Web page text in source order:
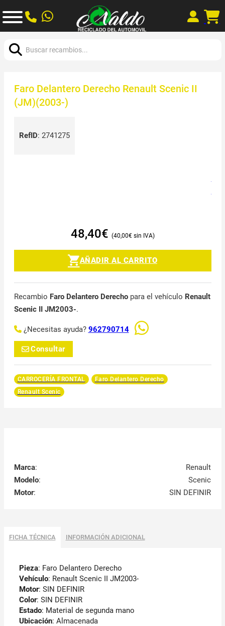
Faro Delantero Derecho Renault Scenic II
(JM)(2003-)
RefID: 2741275
48,40€ 40,00€
AÑADIR AL CARRITO
Recambio Faro Delantero Derechopara el vehículo Renault
Scenic II JM2003-.
¿Necesitas ayuda? 962790714
Consultar
CARROCERÍA FRONTAL
Faro Delantero Derecho
Renault Scenic
Marca:
Renault
Modelo:
Scenic
Motor: SIN DEFINIR
FICHA TÉCNICA INFORMACIÓN ADICIONAL
Pieza: Faro Delantero Derecho
Vehículo: Renault Scenic II JM2003-
Motor: SIN DEFINIR
Color: SIN DEFINIR
Estado: Material de segunda mano
Ubicación: Almacenada